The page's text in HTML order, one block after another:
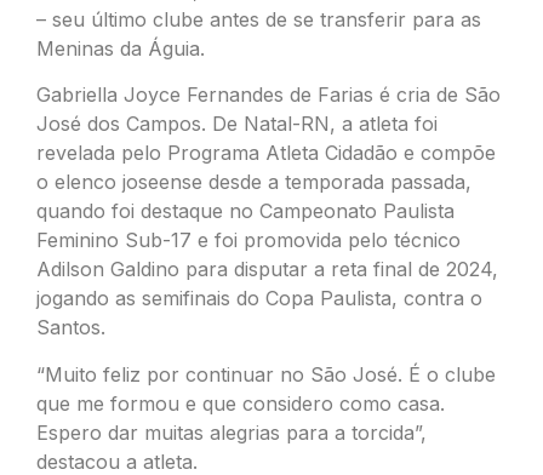
– seu último clube antes de se transferir para as
Meninas da Águia.
Gabriella Joyce Fernandes de Farias é cria de São
José dos Campos. De Natal-RN, a atleta foi
revelada pelo Programa Atleta Cidadão e compõe
o elenco joseense desde a temporada passada,
quando foi destaque no Campeonato Paulista
Feminino Sub-17 e foi promovida pelo técnico
Adilson Galdino para disputar a reta final de 2024,
jogando as semifinais do Copa Paulista, contra o
Santos.
“Muito feliz por continuar no São José. É o clube
que me formou e que considero como casa.
Espero dar muitas alegrias para a torcida”,
destacou a atleta.